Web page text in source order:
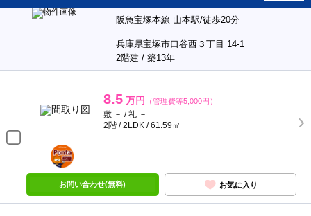
阪急宝塚本線 山本駅/徒歩20分
兵庫県宝塚市口谷西３丁目 14-1
2階建 / 築13年
8.5 万円 （管理費等5,000円）
敷 － / 礼 －
2階 / 2LDK / 61.59㎡
ポンタ
部屋
お問い合わせ(無料) お気に入り